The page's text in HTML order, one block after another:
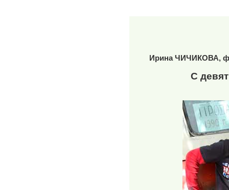
Ирина ЧИЧИКОВА,
С